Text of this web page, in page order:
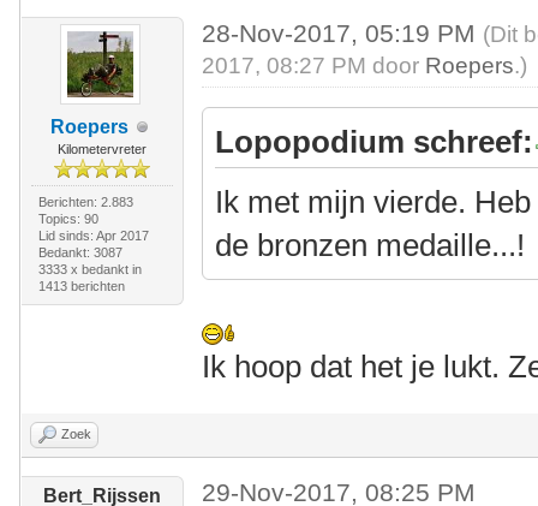
Roepers
Kilometervreter
Berichten: 2.883
Topics: 90
Lid sinds: Apr 2017
Bedankt: 3087
3333 x bedankt in
1413 berichten
28-Nov-2017, 05:19 PM (Dit
2017, 08:27 PM door Roepers.)
Lopopodium schreef:
Ik met mijn vierde.
de bronzen medaille...!
Ik hoop dat het je lukt.
Zoek
Bert_Rijssen 29-Nov-2017, 08:25 PM